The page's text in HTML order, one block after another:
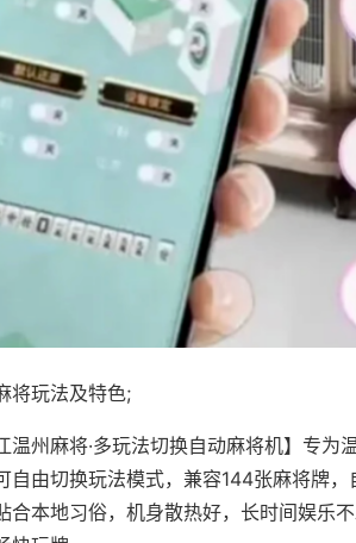
将玩法及特色;
温州麻将·多玩法切换自动麻将机】专
自由切换玩法模式，兼容144张麻将牌，
合本地习俗，机身散热好，长时间娱乐